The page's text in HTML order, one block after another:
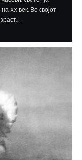
XX век. Во својот